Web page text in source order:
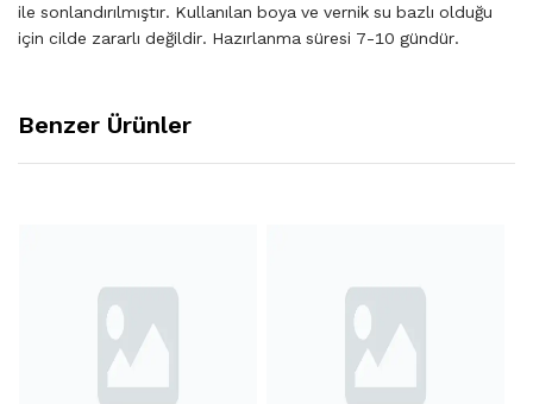
ile sonlandırılmıştır. Kullanılan boya ve vernik su bazlı olduğu
için cilde zararlı değildir. Hazırlanma süresi 7-10 gündür.
Benzer Ürünler